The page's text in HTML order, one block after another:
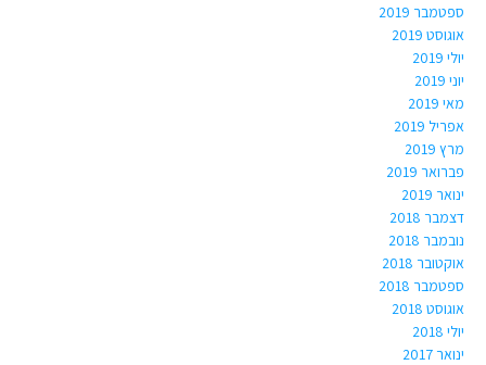
ספטמבר 2019
אוגוסט 2019
יולי 2019
יוני 2019
מאי 2019
אפריל 2019
מרץ 2019
פברואר 2019
ינואר 2019
דצמבר 2018
נובמבר 2018
אוקטובר 2018
ספטמבר 2018
אוגוסט 2018
יולי 2018
ינואר 2017